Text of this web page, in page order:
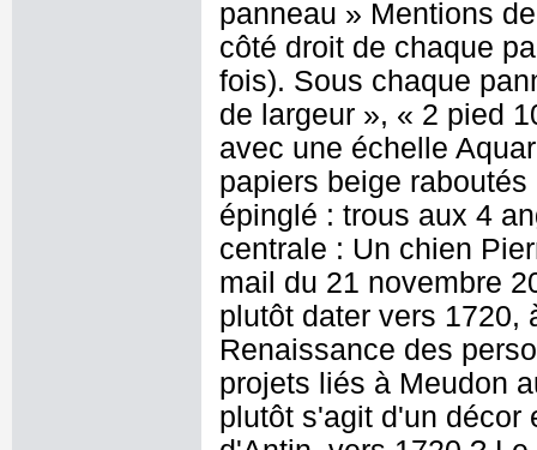
panneau » Mentions
côté droit de chaque
fois). Sous chaque
de largeur », « 2 pied
avec une échelle
papiers beige
épinglé : trous aux 4
centrale : Un chien
mail du 21 novembre
plutôt dater vers 1720,
Renaissance des
projets liés à Meudon
plutôt s'agit d'un décor